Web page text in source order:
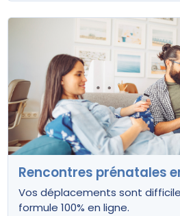
Rencontres prénatales
Vos déplacements sont
formule 100% en ligne.